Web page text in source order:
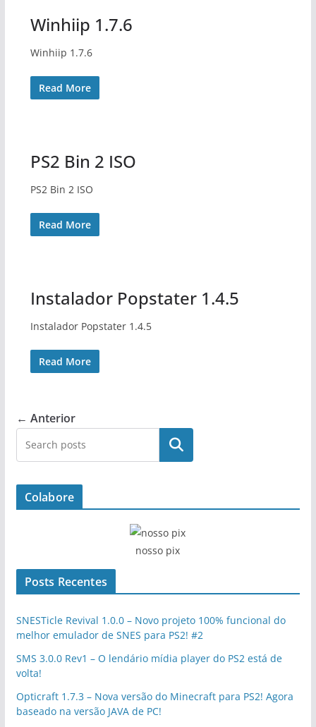
Winhiip 1.7.6
Winhiip 1.7.6
Read More
PS2 Bin 2 ISO
PS2 Bin 2 ISO
Read More
Instalador Popstater 1.4.5
Instalador Popstater 1.4.5
Read More
← Anterior
Pesquisar
Colabore
nosso pix
Posts Recentes
SNESTicle Revival 1.0.0 – Novo projeto 100% funcional do
melhor emulador de SNES para PS2! #2
SMS 3.0.0 Rev1 – O lendário mídia player do PS2 está de
volta!
Opticraft 1.7.3 – Nova versão do Minecraft para PS2! Agora
baseado na versão JAVA de PC!